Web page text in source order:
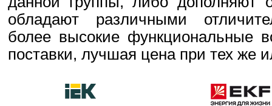
обладают различными
более высокие функциональные
поставки, лучшая цена при тех же